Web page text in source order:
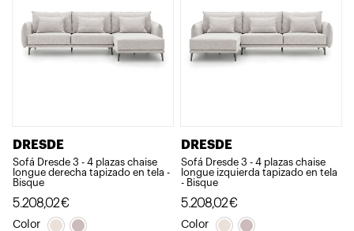
DRESDE
Sofá Dresde 3 - 4 plazas chaise
longue derecha tapizado en tela -
Bisque
5.208,02€
Color
DRESDE
Sofá Dresde 3 - 4 plazas chaise
longue izquierda tapizado en tela
- Bisque
5.208,02€
Color